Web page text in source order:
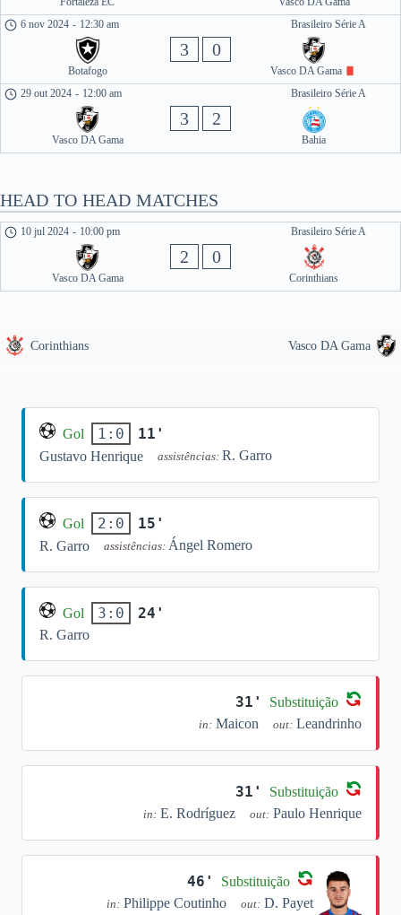
Brasileiro Série A
6 nov 2024 - 12:30 am
Botafogo
3 0
Vasco DA Gama
Brasileiro Série A
29 out 2024 - 12:00 am
Vasco DA Gama
3 2
Bahia
HEAD TO HEAD MATCHES
Brasileiro Série A
10 jul 2024 - 10:00 pm
Vasco DA Gama
2 0
Corinthians
Corinthians Vasco DA Gama
Gol 1:0 11'
Gustavo Henrique assistências: R. Garro
Gol 2:0 15'
R. Garro assistências: Ángel Romero
Gol 3:0 24'
R. Garro
31' Substituição
in: Maicon out: Leandrinho
31' Substituição
in: E. Rodríguez out: Paulo Henrique
46' Substituição
in: Philippe Coutinho out: D. Payet